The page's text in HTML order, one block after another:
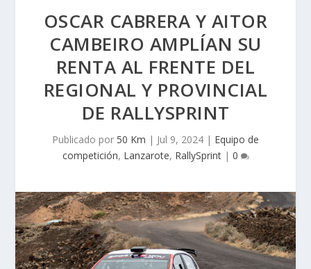
OSCAR CABRERA Y AITOR
CAMBEIRO AMPLÍAN SU
RENTA AL FRENTE DEL
REGIONAL Y PROVINCIAL
DE RALLYSPRINT
Publicado por 50 Km | Jul 9, 2024 | Equipo de
competición, Lanzarote, RallySprint| 0